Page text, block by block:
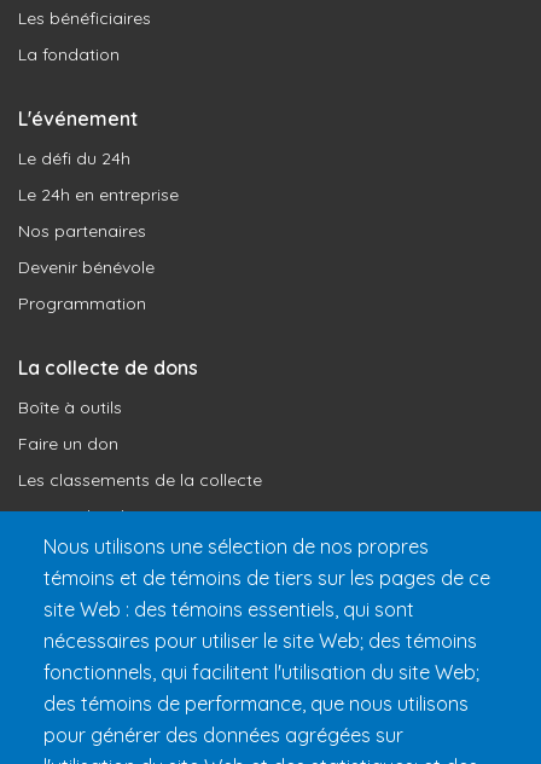
Les bénéficiaires
La fondation
L'événement
Le défi du 24h
Le 24h en entreprise
Nos partenaires
Devenir bénévole
Programmation
La collecte de dons
Boîte à outils
Faire un don
Les classements de la collecte
Où vont les dons
Le programme de reconnaissance
Préparer son 24h
Informations pratiques
FAQ et règlements
Nous utilisons une sélection de nos propres
témoins et de témoins de tiers sur les pages de ce
site Web : des témoins essentiels, qui sont
nécessaires pour utiliser le site Web; des témoins
fonctionnels, qui facilitent l'utilisation du site Web;
des témoins de performance, que nous utilisons
pour générer des données agrégées sur